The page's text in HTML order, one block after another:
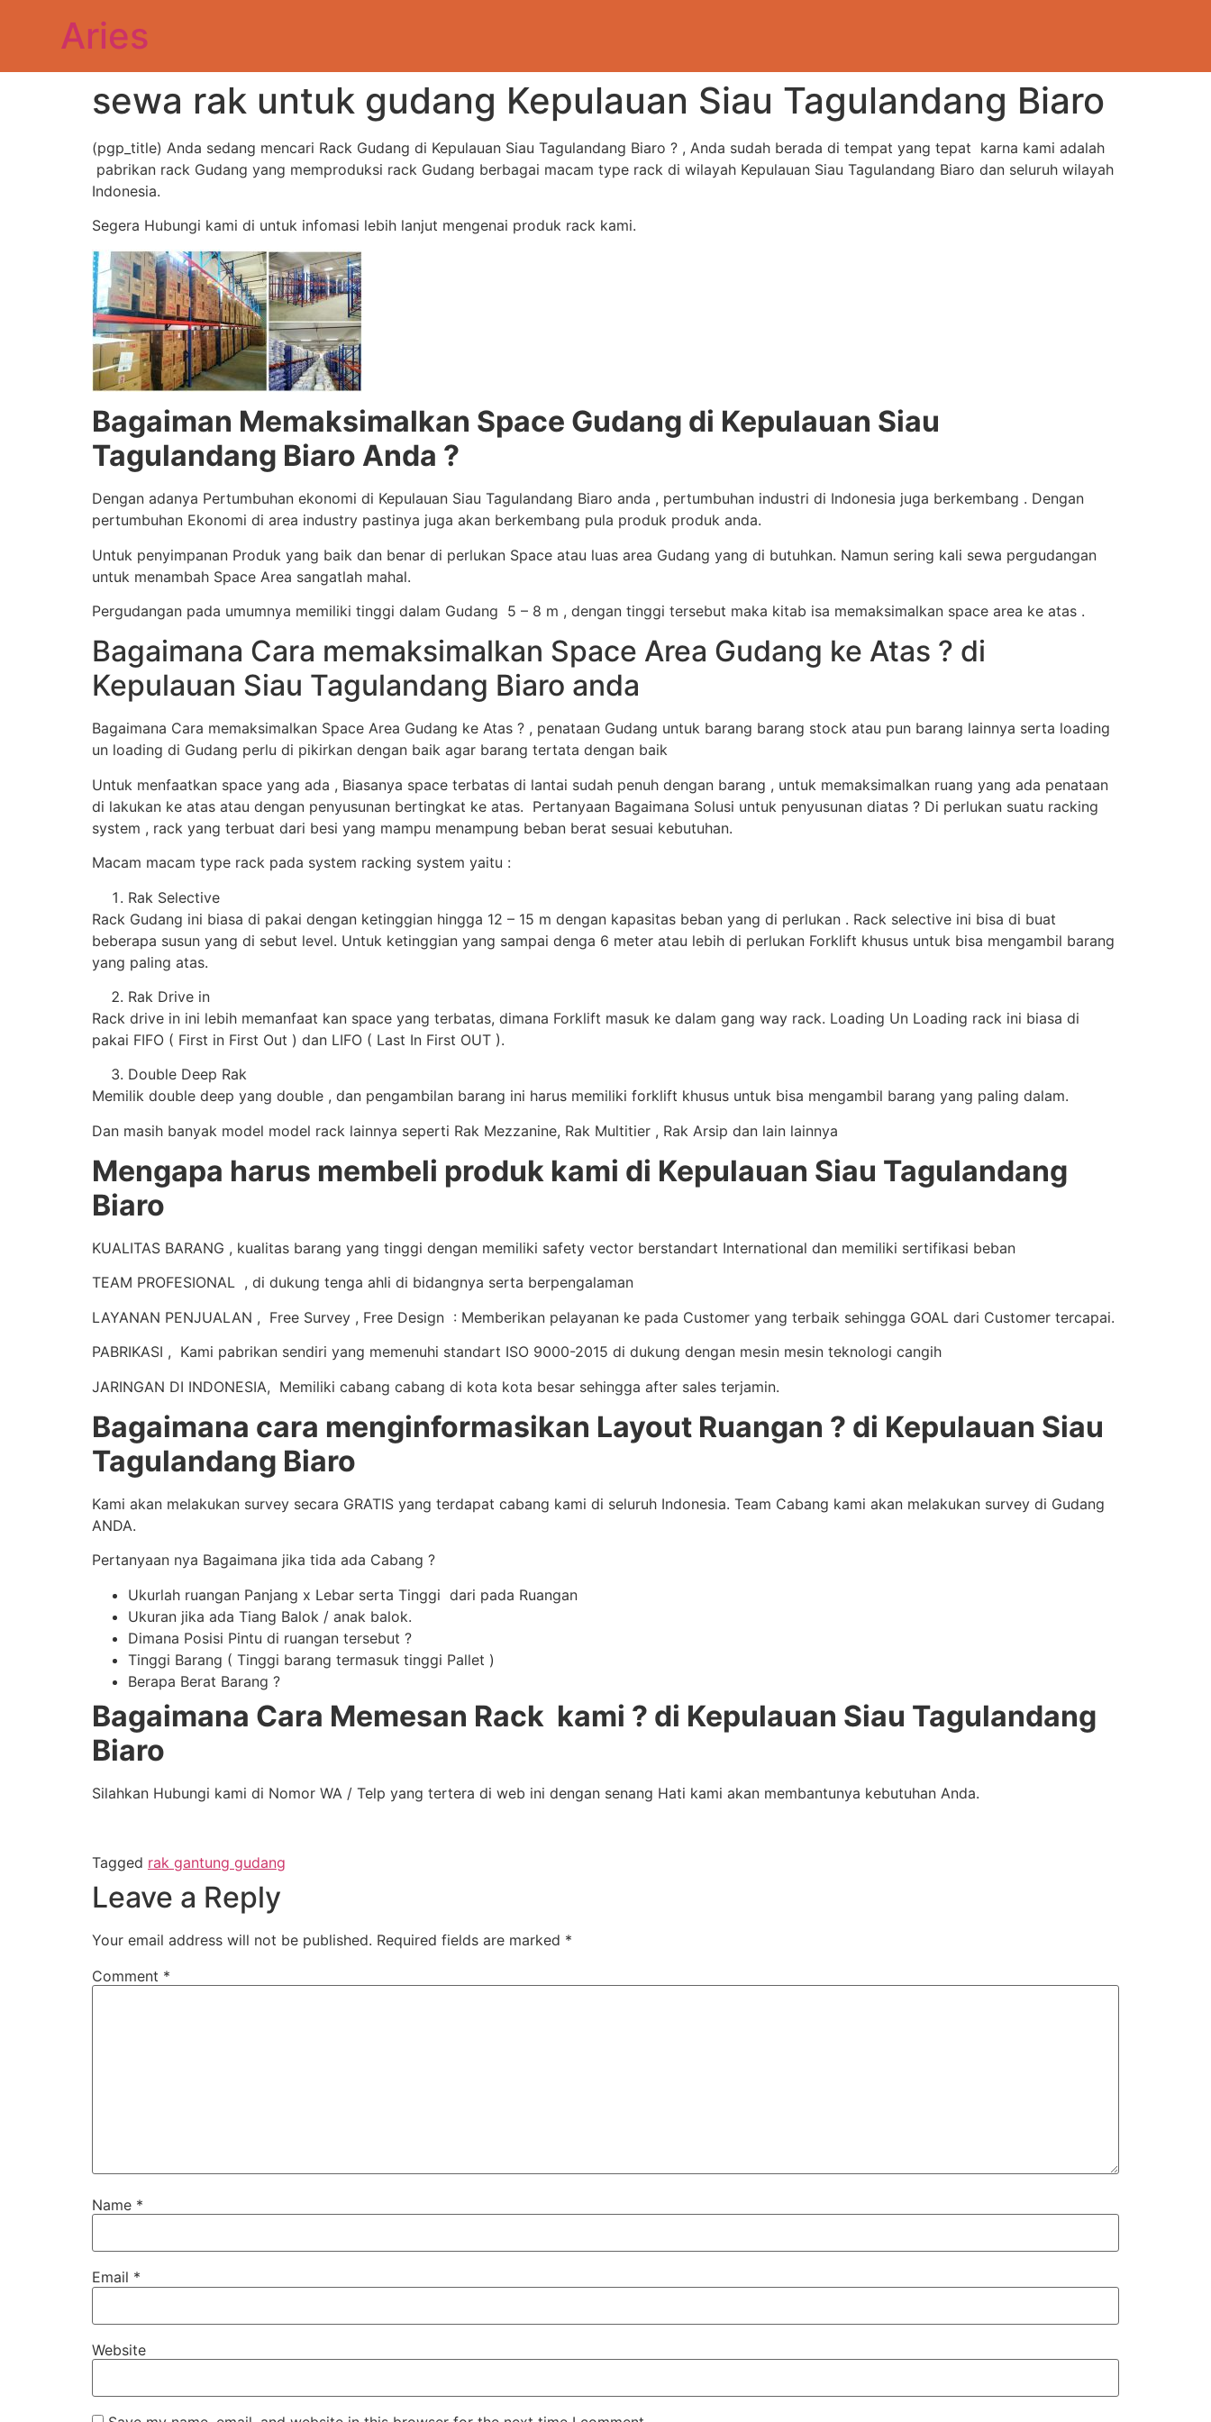
Aries
sewa rak untuk gudang Kepulauan Siau Tagulandang Biaro
(pgp_title) Anda sedang mencari Rack Gudang di Kepulauan Siau Tagulandang Biaro ? , Anda sudah berada di tempat yang tepat karna kami adalah
pabrikan rack Gudang yang memproduksi rack Gudang berbagai macam type rack di wilayah Kepulauan Siau Tagulandang Biaro dan seluruh wilayah
Indonesia.
Segera Hubungi kami di untuk infomasi lebih lanjut mengenai produk rack kami.
Bagaiman Memaksimalkan Space Gudang di Kepulauan Siau
Tagulandang Biaro Anda ?
Dengan adanya Pertumbuhan ekonomi di Kepulauan Siau Tagulandang Biaro anda , pertumbuhan industri di Indonesia juga berkembang . Dengan
pertumbuhan Ekonomi di area industry pastinya juga akan berkembang pula produk produk anda.
Untuk penyimpanan Produk yang baik dan benar di perlukan Space atau luas area Gudang yang di butuhkan. Namun sering kali sewa pergudangan
untuk menambah Space Area sangatlah mahal.
Pergudangan pada umumnya memiliki tinggi dalam Gudang 5 – 8 m , dengan tinggi tersebut maka kitab isa memaksimalkan space area ke atas .
Bagaimana Cara memaksimalkan Space Area Gudang ke Atas ? di
Kepulauan Siau Tagulandang Biaro anda
Bagaimana Cara memaksimalkan Space Area Gudang ke Atas ? , penataan Gudang untuk barang barang stock atau pun barang lainnya serta loading
un loading di Gudang perlu di pikirkan dengan baik agar barang tertata dengan baik
Untuk menfaatkan space yang ada , Biasanya space terbatas di lantai sudah penuh dengan barang , untuk memaksimalkan ruang yang ada penataan
di lakukan ke atas atau dengan penyusunan bertingkat ke atas. Pertanyaan Bagaimana Solusi untuk penyusunan diatas ? Di perlukan suatu racking
system , rack yang terbuat dari besi yang mampu menampung beban berat sesuai kebutuhan.
Macam macam type rack pada system racking system yaitu :
Rak Selective
Rack Gudang ini biasa di pakai dengan ketinggian hingga 12 – 15 m dengan kapasitas beban yang di perlukan . Rack selective ini bisa di buat
beberapa susun yang di sebut level. Untuk ketinggian yang sampai denga 6 meter atau lebih di perlukan Forklift khusus untuk bisa mengambil barang
yang paling atas.
Rak Drive in
Rack drive in ini lebih memanfaat kan space yang terbatas, dimana Forklift masuk ke dalam gang way rack. Loading Un Loading rack ini biasa di
pakai FIFO ( First in First Out ) dan LIFO ( Last In First OUT ).
Double Deep Rak
Memilik double deep yang double , dan pengambilan barang ini harus memiliki forklift khusus untuk bisa mengambil barang yang paling dalam.
Dan masih banyak model model rack lainnya seperti Rak Mezzanine, Rak Multitier , Rak Arsip dan lain lainnya
Mengapa harus membeli produk kami di Kepulauan Siau Tagulandang
Biaro
KUALITAS BARANG , kualitas barang yang tinggi dengan memiliki safety vector berstandart International dan memiliki sertifikasi beban
TEAM PROFESIONAL , di dukung tenga ahli di bidangnya serta berpengalaman
LAYANAN PENJUALAN , Free Survey , Free Design : Memberikan pelayanan ke pada Customer yang terbaik sehingga GOAL dari Customer tercapai.
PABRIKASI , Kami pabrikan sendiri yang memenuhi standart ISO 9000-2015 di dukung dengan mesin mesin teknologi cangih
JARINGAN DI INDONESIA, Memiliki cabang cabang di kota kota besar sehingga after sales terjamin.
Bagaimana cara menginformasikan Layout Ruangan ? di Kepulauan Siau
Tagulandang Biaro
Kami akan melakukan survey secara GRATIS yang terdapat cabang kami di seluruh Indonesia. Team Cabang kami akan melakukan survey di Gudang
ANDA.
Pertanyaan nya Bagaimana jika tida ada Cabang ?
Ukurlah ruangan Panjang x Lebar serta Tinggi dari pada Ruangan
Ukuran jika ada Tiang Balok / anak balok.
Dimana Posisi Pintu di ruangan tersebut ?
Tinggi Barang ( Tinggi barang termasuk tinggi Pallet )
Berapa Berat Barang ?
Bagaimana Cara Memesan Rack kami ? di Kepulauan Siau Tagulandang
Biaro
Silahkan Hubungi kami di Nomor WA / Telp yang tertera di web ini dengan senang Hati kami akan membantunya kebutuhan Anda.
Tagged rak gantung gudang
Leave a Reply
Your email address will not be published. Required fields are marked *
Comment *
Name *
Email *
Website